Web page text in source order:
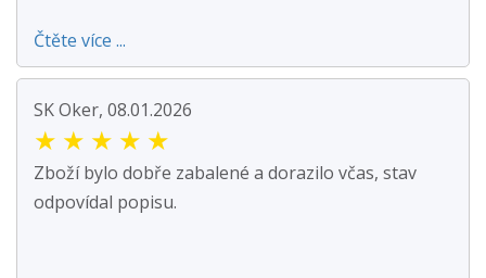
Čtěte více ...
SK Oker, 08.01.2026
★ ★ ★ ★ ★
Zboží bylo dobře zabalené a dorazilo včas, stav
odpovídal popisu.